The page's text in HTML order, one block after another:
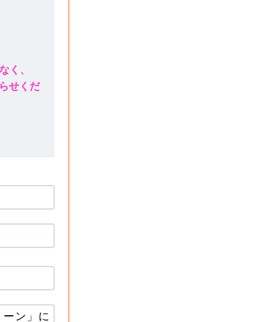
く、
せくだ